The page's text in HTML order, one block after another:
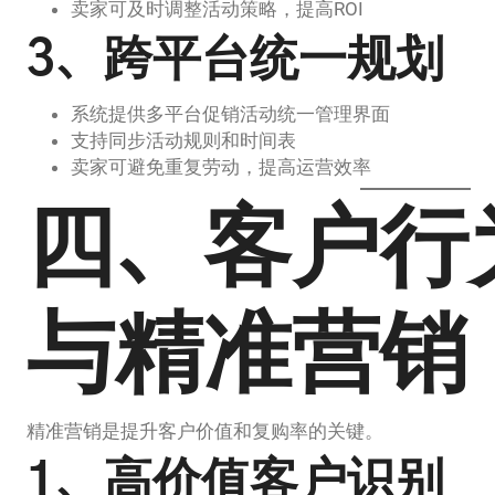
卖家可及时调整活动策略，提高ROI
3、跨平台统一规划
系统提供多平台促销活动统一管理界面
支持同步活动规则和时间表
卖家可避免重复劳动，提高运营效率
四、客户
与精准营销
精准营销是提升客户价值和复购率的关键。
1、高价值客户识别